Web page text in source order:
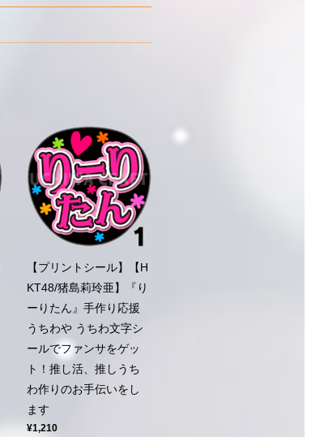
【プリントシール】【H
KT48/猪島莉玲亜】『り
ーりたん』手作り応援
うちわや うちわ文字シ
ールでファンサをゲッ
ト！推し活、推しうち
わ作りのお手伝いをし
ます
¥1,210